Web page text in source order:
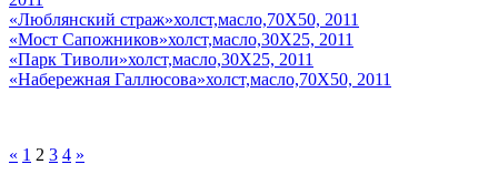
«Люблянский страж»холст,масло,70Х50, 2011
«Мост Сапожников»холст,масло,30Х25, 2011
«Парк Тиволи»холст,масло,30Х25, 2011
«Набережная Галлюсова»холст,масло,70Х50, 2011
« 1 2 3 4 »